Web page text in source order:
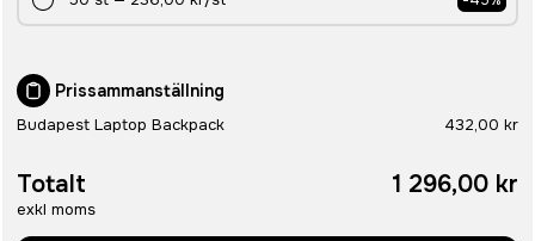
Prissammanställning
Budapest Laptop Backpack 432,00 kr
Totalt
exkl moms
1 296,00 kr